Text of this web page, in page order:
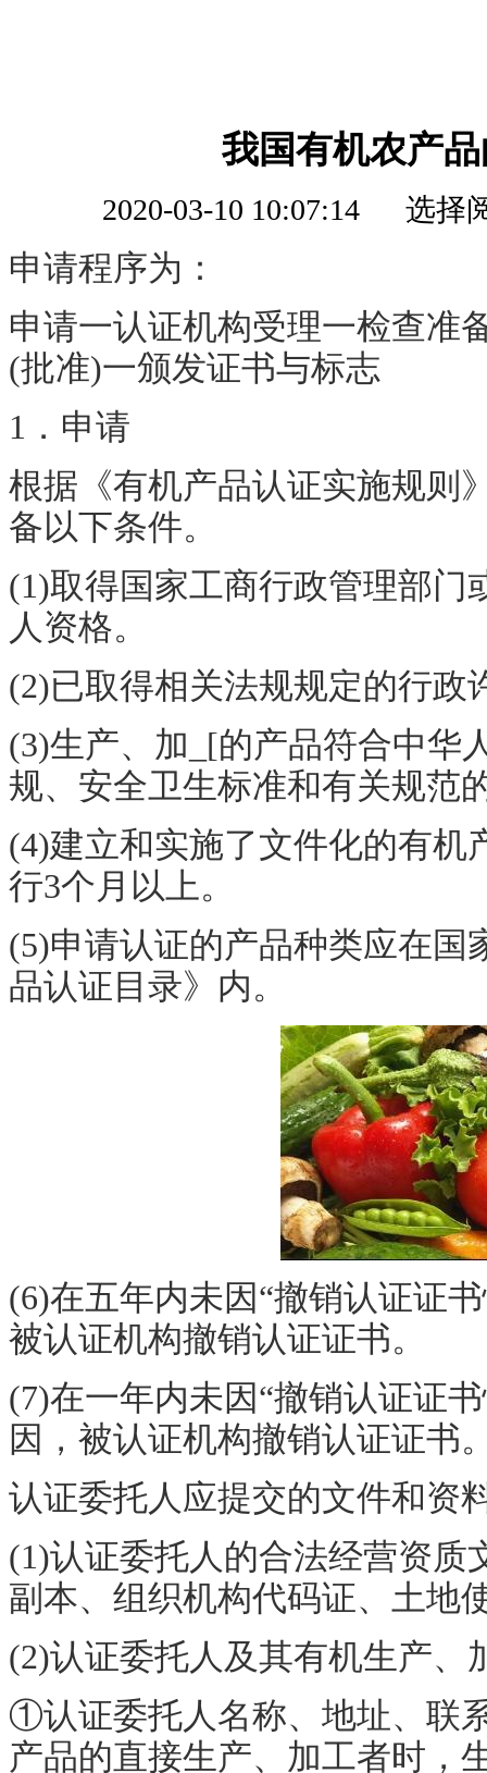
我国有机农产
2020-03-10 10:07:14 选择
申请程序为：
申请一认证机构受理一检查准
(批准)一颁发证书与标志
1．申请
根据《有机产品认证实施规则
备以下条件。
(1)取得国家工商行政管理部门
人资格。
(2)已取得相关法规规定的行政
(3)生产、加_[的产品符合中华
规、安全卫生标准和有关规范
(4)建立和实施了文件化的有机
行3个月以上。
(5)申请认证的产品种类应在国
品认证目录》内。
(6)在五年内未因“撤销认证证
被认证机构撤销认证证书。
(7)在一年内未因“撤销认证证
因，被认证机构撤销认证证书
认证委托人应提交的文件和资
(1)认证委托人的合法经营资质
副本、组织机构代码证、土地
(2)认证委托人及其有机生产、
①认证委托人名称、地址、联
产品的直接生产、加工者时，